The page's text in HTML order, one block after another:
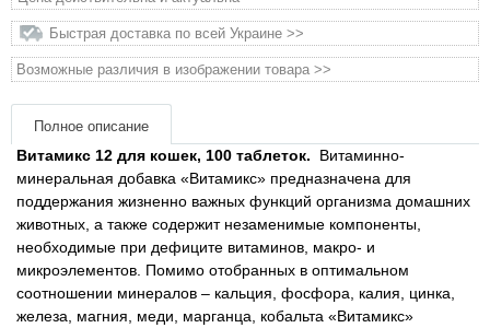
Быстрая доставка по всей Украине >>
Возможные различия в изображении товара >>
Полное описание
Витамикс 12 для кошек, 100 таблеток. Витаминно-
минеральная добавка «Витамикс» предназначена для
поддержания жизненно важных функций организма домашних
животных, а также содержит незаменимые компоненты,
необходимые при дефиците витаминов, макро- и
микроэлементов. Помимо отобранных в оптимальном
соотношении минералов – кальция, фосфора, калия, цинка,
железа, магния, меди, марганца, кобальта «Витамикс»
Товары для грызунов
Товары для людей
Хозряд - хозтовары оптом
Популярные зоотовары
Архив / Снято с производства